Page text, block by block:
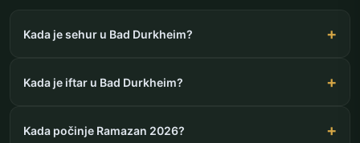
Kada je sehur u Bad Durkheim?
Kada je iftar u Bad Durkheim?
Kada počinje Ramazan 2026?